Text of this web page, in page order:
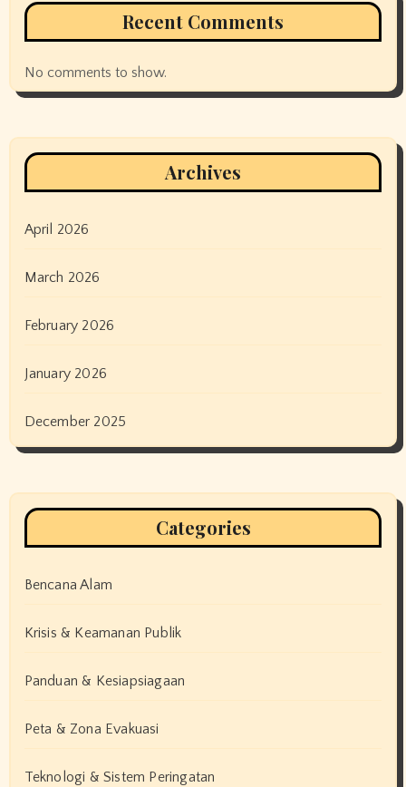
Recent Comments
No comments to show.
Archives
April 2026
March 2026
February 2026
January 2026
December 2025
Categories
Bencana Alam
Krisis & Keamanan Publik
Panduan & Kesiapsiagaan
Peta & Zona Evakuasi
Teknologi & Sistem Peringatan